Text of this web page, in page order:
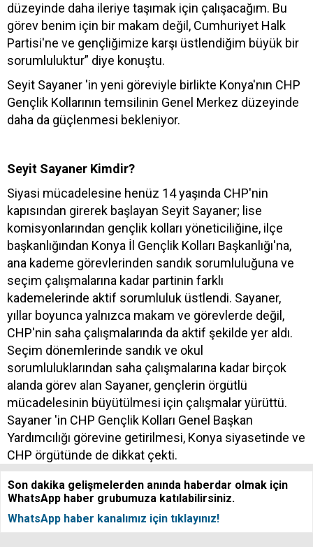
düzeyinde daha ileriye taşımak için çalışacağım. Bu
görev benim için bir makam değil, Cumhuriyet Halk
Partisi'ne ve gençliğimize karşı üstlendiğim büyük bir
sorumluluktur” diye konuştu.
Seyit Sayaner 'in yeni göreviyle birlikte Konya'nın CHP
Gençlik Kollarının temsilinin Genel Merkez düzeyinde
daha da güçlenmesi bekleniyor.
Seyit Sayaner Kimdir?
Siyasi mücadelesine henüz 14 yaşında CHP'nin
kapısından girerek başlayan Seyit Sayaner; lise
komisyonlarından gençlik kolları yöneticiliğine, ilçe
başkanlığından Konya İl Gençlik Kolları Başkanlığı'na,
ana kademe görevlerinden sandık sorumluluğuna ve
seçim çalışmalarına kadar partinin farklı
kademelerinde aktif sorumluluk üstlendi. Sayaner,
yıllar boyunca yalnızca makam ve görevlerde değil,
CHP'nin saha çalışmalarında da aktif şekilde yer aldı.
Seçim dönemlerinde sandık ve okul
sorumluluklarından saha çalışmalarına kadar birçok
alanda görev alan Sayaner, gençlerin örgütlü
mücadelesinin büyütülmesi için çalışmalar yürüttü.
Sayaner 'in CHP Gençlik Kolları Genel Başkan
Yardımcılığı görevine getirilmesi, Konya siyasetinde ve
CHP örgütünde de dikkat çekti.
Son dakika gelişmelerden anında haberdar olmak için
WhatsApp haber grubumuza katılabilirsiniz.
WhatsApp haber kanalımız için tıklayınız!